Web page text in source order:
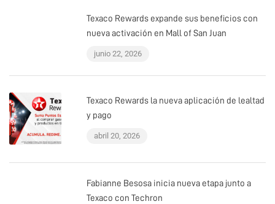
Texaco Rewards expande sus beneficios con
nueva activación en Mall of San Juan
junio 22, 2026
Texaco Rewards la nueva aplicación de lealtad
y pago
abril 20, 2026
Fabianne Besosa inicia nueva etapa junto a
Texaco con Techron